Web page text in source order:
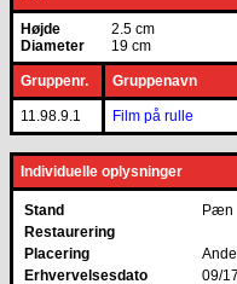
Højde
2.5 cm
Diameter
19 cm
Gruppenr. Gruppenavn
11.98.9.1 Film på rulle
Individuelle oplysninger
Stand
Pæn
Restaurering
Placering
Erhvervelsesdato
09/